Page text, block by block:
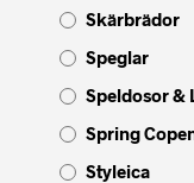
Skärbrädor
Speglar
Speldosor &
Spring
Styleica